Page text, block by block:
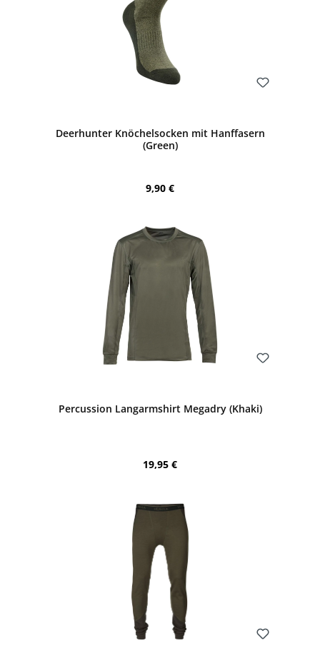
Deerhunter Knöchelsocken mit Hanffasern
(Green)
Regulärer Preis:
9,90 €
Percussion Langarmshirt Megadry (Khaki)
Regulärer Preis:
19,95 €